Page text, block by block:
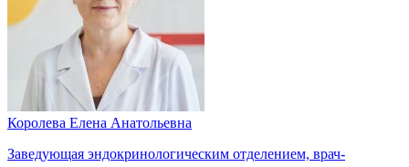
Королева Елена Анатольевна
Заведующая эндокринологическим отделением, врач-